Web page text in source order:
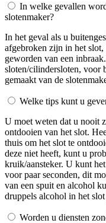
In welke gevallen
slotenmaker?
In het geval als u
afgebroken zijn in het
geworden van een
sloten/cilindersloten, voor
gemaakt van de
Welke tips kunt u
U moet weten dat u nooit
ontdooien van het slot.
thuis om het slot te
deze niet heeft, kunt u
kruik/aansteker. U kunt
voor paar seconden, dit
van een spuit en alcohol
druppels alcohol in het
Worden u diensten